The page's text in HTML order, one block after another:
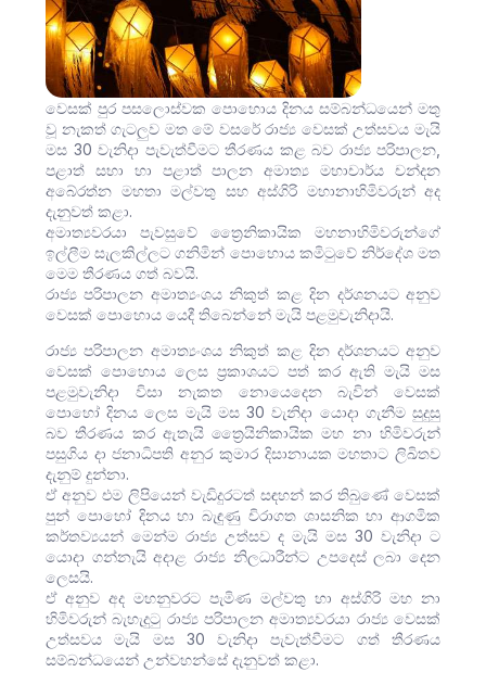
වෙසක් පුර පසලොස්වක පොහොය දිනය සම්බන්ධයෙන් මතු
වූ නැකත් ගැටලුව මත මේ වසරේ රාජ්‍ය වෙසක් උත්සවය මැයි
මස 30 වැනිදා පැවැත්වීමට තීරණය කළ බව රාජ්‍ය පරිපාලන,
පළාත් සභා හා පළාත් පාලන අමාත්‍ය මහාචාර්ය චන්දන
අබේරත්න මහතා මල්වතු සහ අස්ගිරි මහානාහිමිවරුන් අද
දැනුවත් කළා.
අමාත්‍යවරයා පැවසුවේ ත්‍රෛනිකායික මහනාහිමිවරුන්ගේ
ඉල්ලීම සැලකිල්ලට ගනිමින් පොහොය කමිටුවේ නිර්දේශ මත
මෙම තීරණය ගත් බවයි.
රාජ්‍ය පරිපාලන අමාත්‍යංශය නිකුත් කළ දින දර්ශනයට අනුව
වෙසක් පොහොය යෙදී තිබෙන්නේ මැයි පළමුවැනිදායි.
රාජ්‍ය පරිපාලන අමාත්‍යංශය නිකුත් කළ දින දර්ශනයට අනුව
වෙසක් පොහොය ලෙස ප්‍රකාශයට පත් කර ඇති මැයි මස
පළමුවැනිදා විසා නැකත නොයෙදෙන බැවින් වෙසක්
පොහෝ දිනය ලෙස මැයි මස 30 වැනිදා යොදා ගැනීම සුදුසු
බව තීරණය කර ඇතැයි ත්‍රෛයිනිකායික මහ නා හිමිවරුන්
පසුගිය දා ජනාධිපති අනුර කුමාර දිසානායක මහතාට ලිඛිතව
දැනුම් දුන්නා.
ඒ අනුව එම ලිපියෙන් වැඩිදුරටත් සඳහන් කර තිබුණේ වෙසක්
පුන් පොහෝ දිනය හා බැඳුණු චිරාගත ශාසනික හා ආගමික
කර්තව්‍යයන් මෙන්ම රාජ්‍ය උත්සව ද මැයි මස 30 වැනිදා ට
යොදා ගන්නැයි අදාළ රාජ්‍ය නිලධාරීන්ට උපදෙස් ලබා දෙන
ලෙසයි.
ඒ අනුව අද මහනුවරට පැමිණ මල්වතු හා අස්ගිරි මහ නා
හිමිවරුන් බැහැදුටු රාජ්‍ය පරිපාලන අමාත්‍යවරයා රාජ්‍ය වෙසක්
උත්සවය මැයි මස 30 වැනිදා පැවැත්වීමට ගත් තීරණය
සම්බන්ධයෙන් උන්වහන්සේ දැනුවත් කළා.